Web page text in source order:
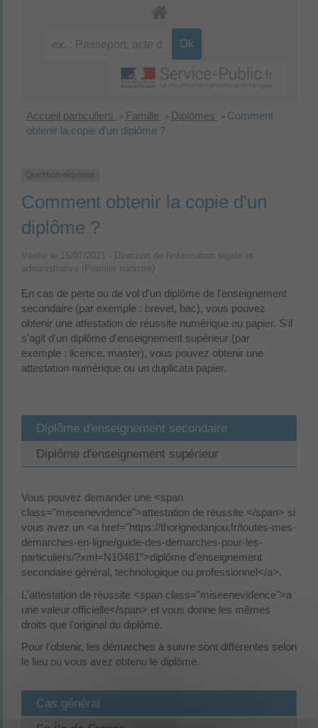
Accueil particuliers > Famille > Diplômes > Comment
obtenir la copie d'un diplôme ?
Question-réponse
Comment obtenir la copie d'un
diplôme ?
Vérifié le 15/07/2021 - Direction de l'information légale et
administrative (Premier ministre)
En cas de perte ou de vol d'un diplôme de l'enseignement
secondaire (par exemple : brevet, bac), vous pouvez
obtenir une attestation de réussite numérique ou papier. S'il
s'agit d'un diplôme d’enseignement supérieur (par
exemple : licence, master), vous pouvez obtenir une
attestation numérique ou un duplicata papier.
Diplôme d'enseignement secondaire
Diplôme d'enseignement supérieur
Vous pouvez demander une <span
class="miseenevidence">attestation de réussite </span> si
vous avez un <a href="https://thorignedanjou.fr/toutes-mes-
demarches-en-ligne/guide-des-demarches-pour-les-
particuliers/?xml=N10481">diplôme d'enseignement
secondaire général, technologique ou professionnel</a>.
L'attestation de réussite <span class="miseenevidence">a
une valeur officielle</span> et vous donne les mêmes
droits que l'original du diplôme.
Pour l'obtenir, les démarches à suivre sont différentes selon
le lieu où vous avez obtenu le diplôme.
Cas général